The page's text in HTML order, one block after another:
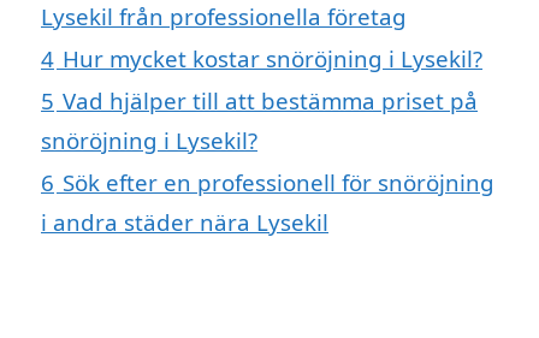
Lysekil från professionella företag
4 Hur mycket kostar snöröjning i Lysekil?
5 Vad hjälper till att bestämma priset på
snöröjning i Lysekil?
6 Sök efter en professionell för snöröjning
i andra städer nära Lysekil